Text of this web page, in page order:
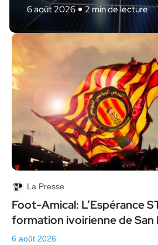
6 août 2026 2 min de lecture
La Presse
Foot-Amical: L’Espérance
formation ivoirienne de San
6 août 2026